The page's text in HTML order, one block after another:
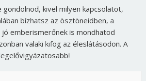
gondolnod, kivel milyen kapcsolatot,
bízhatsz az ösztöneidben, a
emberismerőnek is mondhatod
valaki kifog az éleslátásodon. A